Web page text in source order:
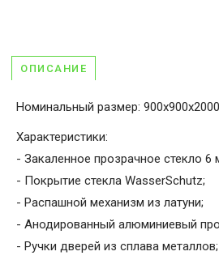
ОПИСАНИЕ
Номинальный размер:
Характеристики:
- Закаленное прозрачное стекло 6
- Покрытие стекла WasserSchutz;
- Распашной механизм из латуни;
- Анодированный алюминиевый
- Ручки дверей из сплава металлов;